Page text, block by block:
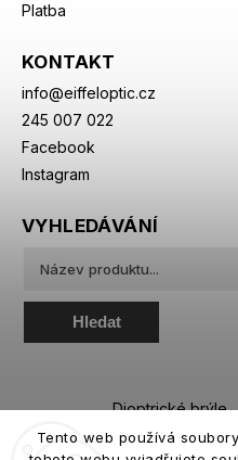
Tento web používá
Platba
KONTAKT
info@eiffeloptic.cz
245 007 022
Facebook
Instagram
VYHLEDÁVÁNÍ
Hledat
Dioptrické brýle
Sportovní brýle